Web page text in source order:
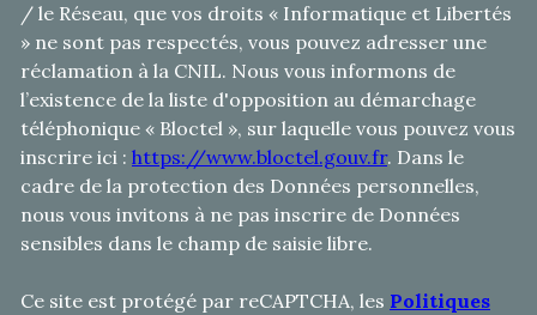
/ le Réseau, que vos droits « Informatique et Libertés
» ne sont pas respectés, vous pouvez adresser une
réclamation à la CNIL. Nous vous informons de
l’existence de la liste d'opposition au démarchage
téléphonique « Bloctel », sur laquelle vous pouvez vous
inscrire ici : https://www.bloctel.gouv.fr. Dans le
cadre de la protection des Données personnelles,
nous vous invitons à ne pas inscrire de Données
sensibles dans le champ de saisie libre.
Ce site est protégé par reCAPTCHA, les Politiques